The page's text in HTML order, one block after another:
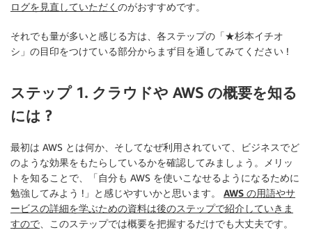
ログを見直していただく のがおすすめです。
それでも量が多いと感じる方は、各ステップの「★杉本イチオ
シ」の目印をつけている部分からまず目を通してみてください !
ステップ 1. クラウドや AWS の概要を知る
には ?
最初は AWS とは何か、そしてなぜ利用されていて、ビジネスでど
のような効果をもたらしているかを確認してみましょう。メリッ
トを知ることで、「自分も AWS を使いこなせるようになるために
勉強してみよう !」と感じやすいかと思います。 AWS の用語やサ
ービスの詳細を学ぶための資料は後のステップで紹介していきま
すので 、このステップでは概要を把握するだけでも大丈夫です。